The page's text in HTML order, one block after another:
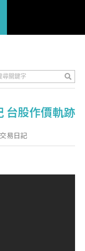
台股作價軌跡
易日記